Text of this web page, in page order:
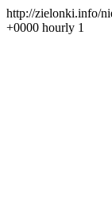
http://zielonki.info/
+0000 hourly 1